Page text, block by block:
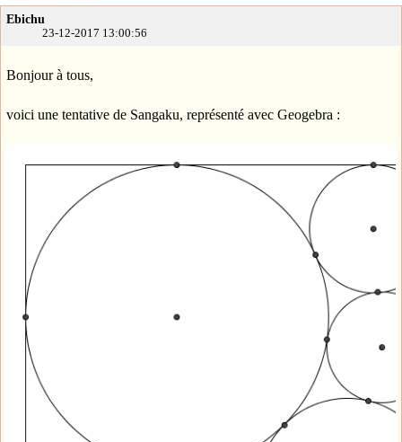
Ebichu
23-12-2017 13:00:56
Bonjour à tous,
voici une tentative de Sangaku, représenté avec Geogebra :